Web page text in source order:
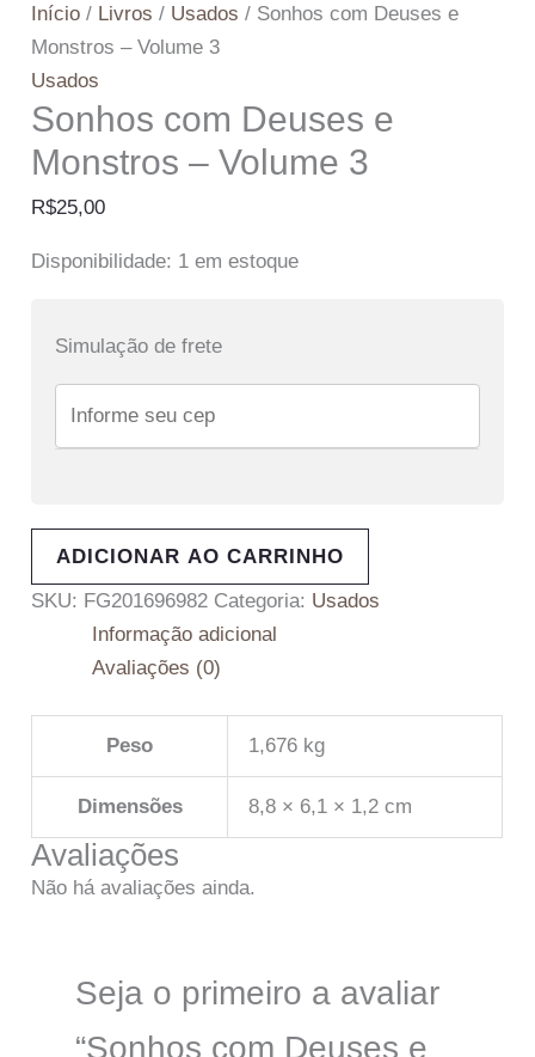
Início / Livros / Usados / Sonhos com Deuses e
Monstros – Volume 3
Usados
Sonhos com Deuses e
Monstros – Volume 3
R$25,00
Disponibilidade: 1 em estoque
Simulação de frete
ADICIONAR AO CARRINHO
SKU: FG201696982 Categoria: Usados
Informação adicional
Avaliações (0)
Peso 1,676 kg
Dimensões 8,8 × 6,1 × 1,2 cm
Avaliações
Não há avaliações ainda.
Seja o primeiro a avaliar
“Sonhos com Deuses e